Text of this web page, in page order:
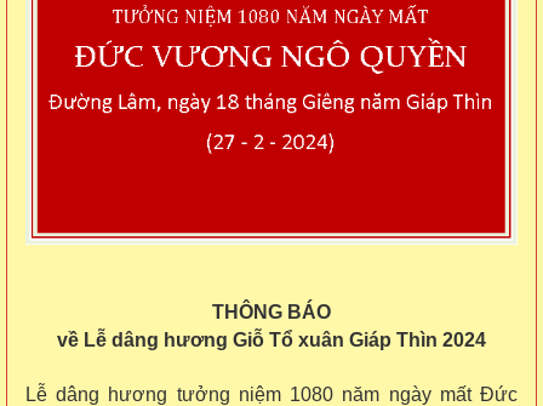
THÔNG BÁO
về Lễ dâng hương Giỗ Tổ xuân Giáp Thìn 2024
Lễ dâng hương tưởng niệm 1080 năm ngày mất Đức